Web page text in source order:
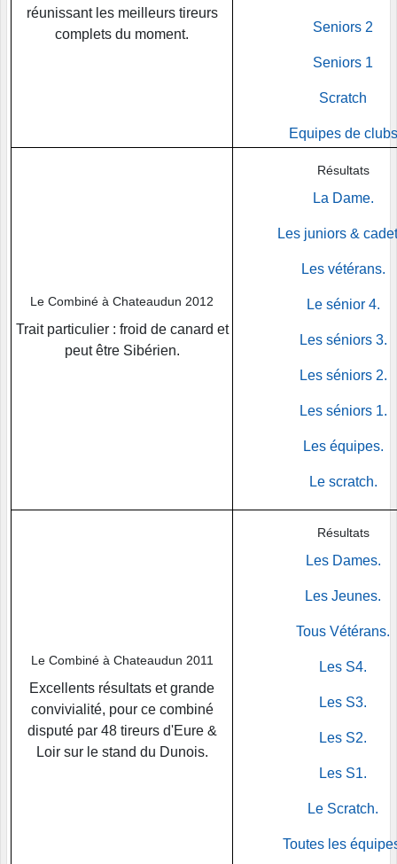
réunissant les meilleurs tireurs
complets du moment.
Seniors 2
Seniors 1
Scratch
Equipes de clubs
Le Combiné à Chateaudun 2012
Trait particulier : froid de canard et
peut être Sibérien.
Résultats
La Dame.
Les juniors &
Les vétérans.
Le sénior 4.
Les séniors 3.
Les séniors 2.
Les séniors 1.
Les équipes.
Le scratch.
Le Combiné à Chateaudun 2011
Excellents résultats et grande
convivialité, pour ce combiné
disputé par 48 tireurs d'Eure &
Loir sur le stand du Dunois.
Résultats
Les Dames.
Les Jeunes.
Tous Vétérans.
Les S4.
Les S3.
Les S2.
Les S1.
Le Scratch.
Toutes les